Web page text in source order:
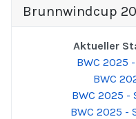
Brunnwindcup
Aktueller
BWC 2025
BWC
BWC 2025 -
BWC 2025 -